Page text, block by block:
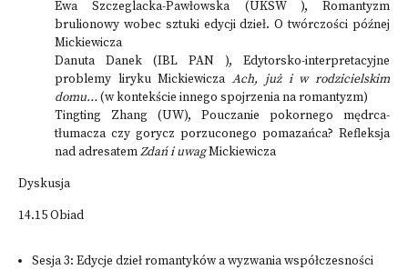
Ewa Szczeglacka-Pawłowska (UKSW ), Romantyzm
brulionowy wobec sztuki edycji dzieł. O twórczości późnej
Mickiewicza
Danuta Danek (IBL PAN ), Edytorsko-interpretacyjne
problemy liryku MickiewiczaAch, już i w rodzicielskim
domu…(w kontekście innego spojrzenia na romantyzm)
Tingting Zhang (UW), Pouczanie pokornego mędrca-
tłumacza czy gorycz porzuconego pomazańca? Refleksja
nad adresatemZdań i uwagMickiewicza
Dyskusja
14.15 Obiad
Sesja 3: Edycje dzieł romantyków a wyzwania współczesności